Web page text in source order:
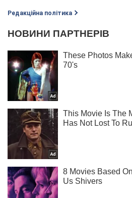
Редакційна політика